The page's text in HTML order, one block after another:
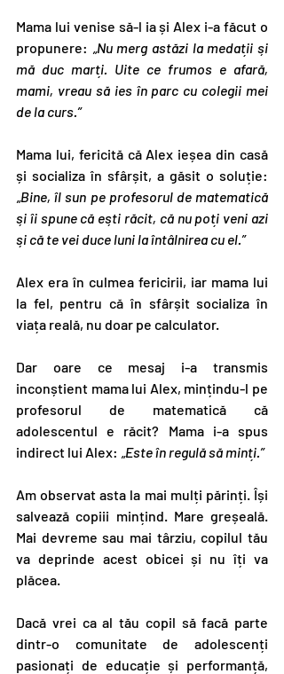
Mama lui venise să-l ia și Alex i-a făcut o
propunere: „Nu merg astăzi la medații și
mă duc marți. Uite ce frumos e afară,
mami, vreau să ies în parc cu colegii mei
de la curs.”
Mama lui, fericită că Alex ieșea din casă
„Bine, îl sun pe profesorul de matematică
și îi spune că ești răcit, că nu poți veni azi
și că te vei duce luni la întâlnirea cu el.”
Alex era în culmea fericirii, iar mama lui
la fel, pentru că în sfârșit socializa în
viața reală, nu doar pe calculator.
Dar oare ce mesaj i-a transmis
inconștient mama lui Alex, mințindu-l pe
profesorul de matematică că
adolescentul e răcit? Mama i-a spus
indirect lui Alex: „Este în regulă să minți.”
Am observat asta la mai mulți părinți. Își
salvează copiii mințind. Mare greșeală.
Mai devreme sau mai târziu, copilul tău
va deprinde acest obicei și nu îți va
plăcea.
Dacă vrei ca al tău copil să facă parte
dintr-o comunitate de adolescenți
pasionați de educație și performanță,